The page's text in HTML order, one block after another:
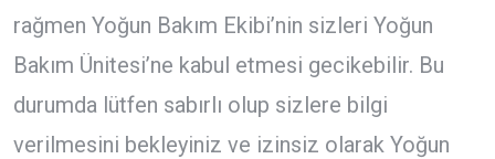
rağmen Yoğun Bakım Ekibi’nin sizleri Yoğun
Bakım Ünitesi’ne kabul etmesi gecikebilir. Bu
durumda lütfen sabırlı olup sizlere bilgi
verilmesini bekleyiniz ve izinsiz olarak Yoğun